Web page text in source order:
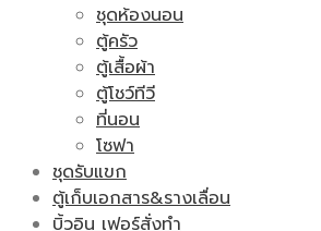
ชุดห้องนอน
ตู้ครัว
ตู้เสื้อผ้า
ตู้โชว์ทีวี
ที่นอน
โซฟา
ชุดรับแขก
ตู้เก็บเอกสาร&รางเลื่อน
บิ้วอิน เฟอร์สั่งทำ